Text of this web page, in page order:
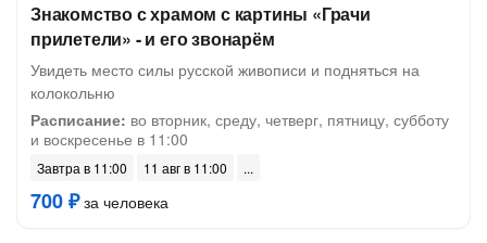
Знакомство с храмом с картины «Грачи
прилетели» - и его звонарём
Увидеть место силы русской живописи и подняться на
колокольню
Расписание: во вторник, среду, четверг, пятницу, субботу
и воскресенье в 11:00
Завтра в 11:00 11 авг в 11:00
700 ₽за человека